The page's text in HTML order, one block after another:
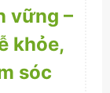
vững –
khỏe,
sóc